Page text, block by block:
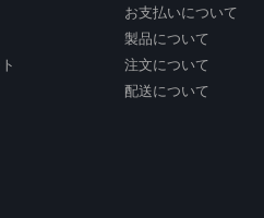
お支払いについて
製品について
注文について
配送について